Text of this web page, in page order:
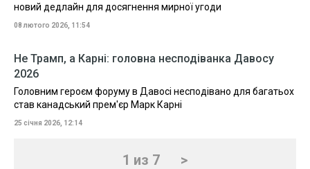
новий дедлайн для досягнення мирної угоди
08 лютого 2026, 11:54
Не Трамп, а Карні: головна несподіванка Давосу
2026
Головним героєм форуму в Давосі несподівано для багатьох
став канадський прем'єр Марк Карні
25 січня 2026, 12:14
1 из 7 >